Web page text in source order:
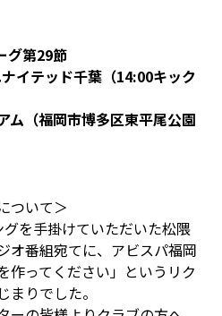
グ第29節
イテッド千葉（14:00キック
ム（福岡市博多区東平尾公園
ついて＞
を手掛けていただいた松隈
オ番組宛てに、アビスパ福岡
作ってください」というリク
りでした。